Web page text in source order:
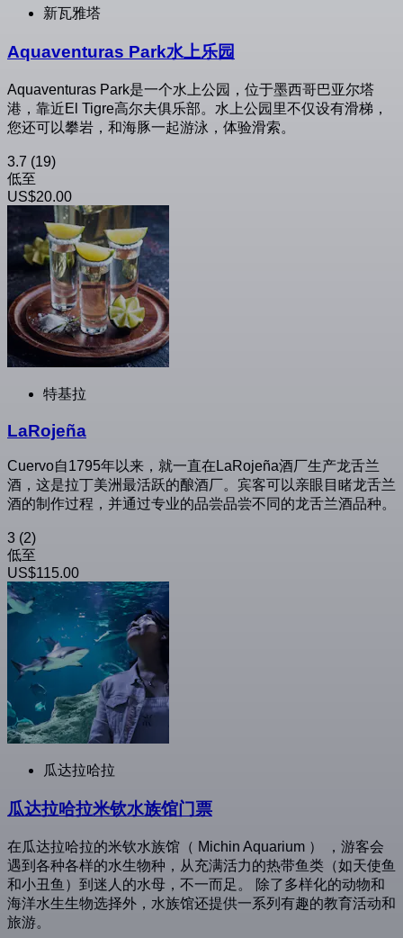
新瓦雅塔
Aquaventuras Park水上乐园
Aquaventuras Park是一个水上公园，位于墨西哥巴亚尔塔
港，靠近El Tigre高尔夫俱乐部。水上公园里不仅设有滑梯，
您还可以攀岩，和海豚一起游泳，体验滑索。
3.7 (19)
低至
US$20.00
特基拉
LaRojeña
Cuervo自1795年以来，就一直在LaRojeña酒厂生产龙舌兰
酒，这是拉丁美洲最活跃的酿酒厂。宾客可以亲眼目睹龙舌兰
酒的制作过程，并通过专业的品尝品尝不同的龙舌兰酒品种。
3 (2)
低至
US$115.00
瓜达拉哈拉
瓜达拉哈拉米钦水族馆门票
在瓜达拉哈拉的米钦水族馆（ Michin Aquarium ） ，游客会
遇到各种各样的水生物种，从充满活力的热带鱼类（如天使鱼
和小丑鱼）到迷人的水母，不一而足。 除了多样化的动物和
海洋水生生物选择外，水族馆还提供一系列有趣的教育活动和
旅游。